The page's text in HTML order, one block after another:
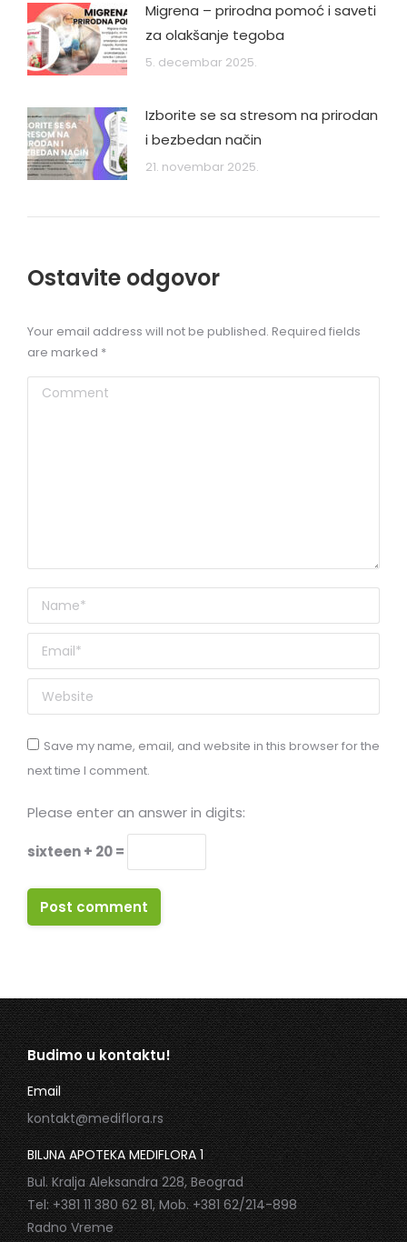
Migrena – prirodna pomoć i saveti
za olakšanje tegoba
5. decembar 2025.
Izborite se sa stresom na prirodan
i bezbedan način
21. novembar 2025.
Ostavite odgovor
Your email address will not be published. Required fields
are marked *
Comment
Name *
Email *
Website
Save my name, email, and website in this browser for the
next time I comment.
Please enter an answer in digits:
sixteen + 20 =
Post comment
Budimo u kontaktu!
Email
kontakt@mediflora.rs
BILJNA APOTEKA MEDIFLORA 1
Bul. Kralja Aleksandra 228, Beograd
Tel: +381 11 380 62 81, Mob. +381 62/214-898
Radno Vreme